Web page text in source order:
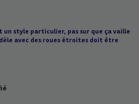
un style particulier, pas sur que ça vaille
avec des roues étroites doit être